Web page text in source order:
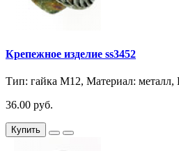
Крепежное изделие ss3452
Тип: гайка М12, Материал: металл,
36.00 руб.
Купить